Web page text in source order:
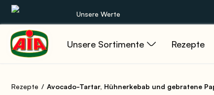
Unsere Werte
Unsere Sortimente Rezepte
Unsere Sortimente
Rezepte Avocado-Tartar, Hühnerkebab und gebratene